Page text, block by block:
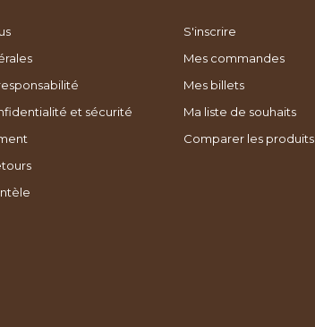
et sécurité
S'inscrire
Mes commandes
Mes billets
Ma liste de souhaits
Comparer les produits